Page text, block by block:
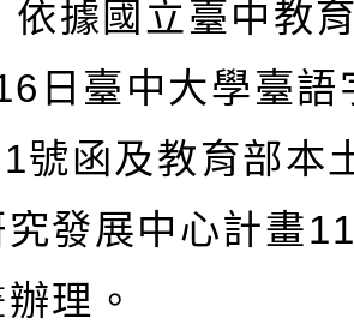
據國立臺中教
日臺中大學臺語
號函及教育部本
發展中心計畫
理。